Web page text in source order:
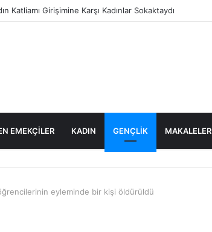
Katliamı Girişimine Karşı Kadınlar Sokaktaydı
EMEKÇİLER KADIN GENÇLİK MAKALELER
eyleminde bir kişi öldürüldü